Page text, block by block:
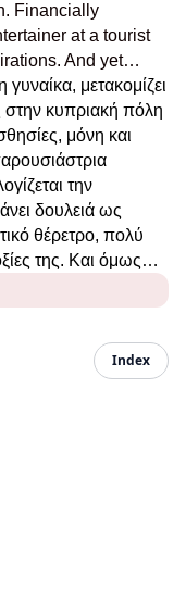
Financially
at a tourist
And yet…
μετακομίζει
στην κυπριακή πόλη
μόνη και
την
δουλειά ως
θέρετρο, πολύ
της. Και όμως…
Index